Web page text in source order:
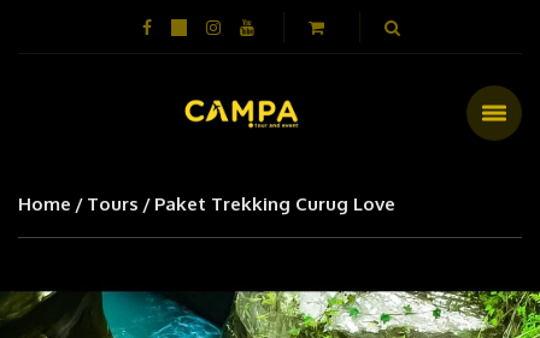
Home Tours Paket Trekking Curug Love